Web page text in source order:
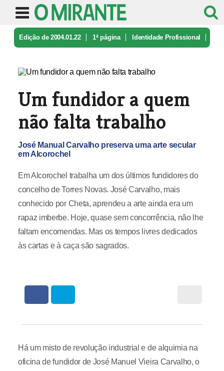
Edição de 2004.01.22 1ª página Identidade Profissional
Um fundidor a quem
não falta trabalho
José Manual Carvalho preserva uma arte secular
em Alcorochel
Em Alcorochel trabalha um dos últimos fundidores do
concelho de Torres Novas. José Carvalho, mais
conhecido por Cheta, aprendeu a arte ainda era um
rapaz imberbe. Hoje, quase sem concorrência, não lhe
faltam encomendas. Mas os tempos livres dedicados
às cartas e à caça são sagrados.
Há um misto de revolução industrial e de alquimia na
oficina de fundidor de José Manuel Vieira Carvalho, o